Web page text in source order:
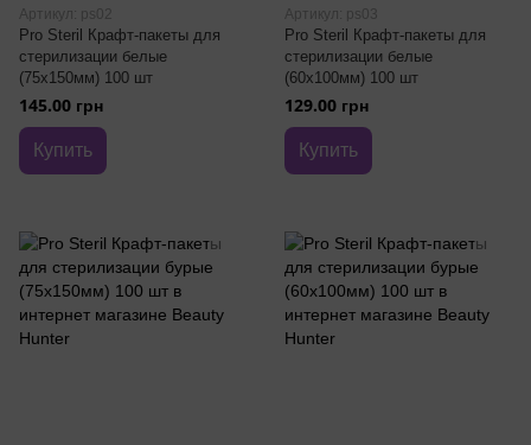
Артикул: ps02
Pro Steril Крафт-пакеты для
стерилизации белые
(75х150мм) 100 шт
145.00 грн
Купить
Артикул: ps03
Pro Steril Крафт-пакеты для
стерилизации белые
(60х100мм) 100 шт
129.00 грн
Купить